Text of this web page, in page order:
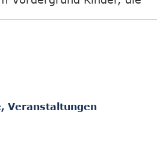
Veranstaltungen